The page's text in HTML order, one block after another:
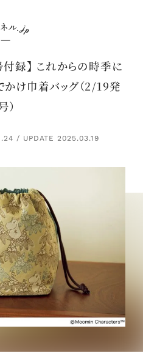
録】 これからの時季に
け巾着バッグ（2/19発
/ UPDATE 2025.03.19